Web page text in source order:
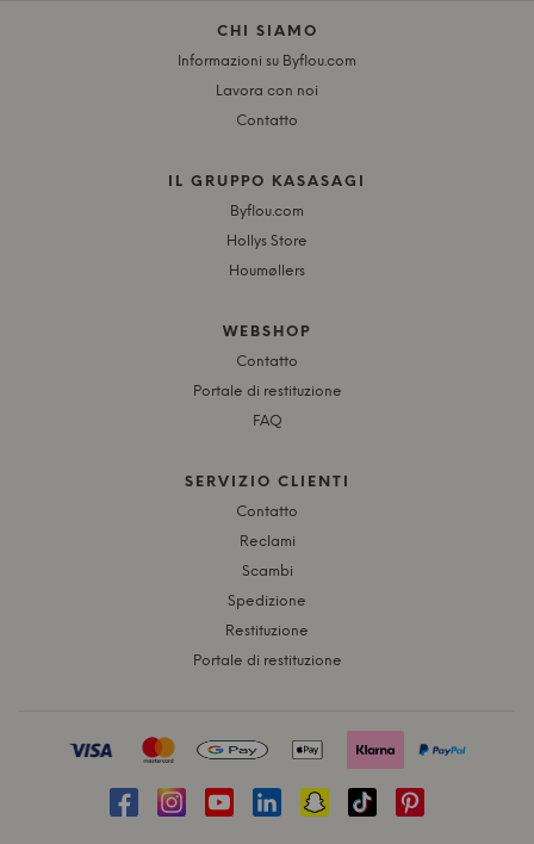
CHI SIAMO
Informazioni su Byflou.com
Lavora con noi
Contatto
IL GRUPPO KASASAGI
Byflou.com
Hollys Store
Houmøllers
WEBSHOP
Contatto
Portale di restituzione
FAQ
SERVIZIO CLIENTI
Contatto
Reclami
Scambi
Spedizione
Restituzione
Portale di restituzione